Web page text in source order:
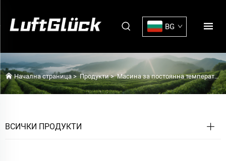
BG
Начална страница> Продукти>Масина за постоянна температура и влажност
ВСИЧКИ ПРОДУКТИ